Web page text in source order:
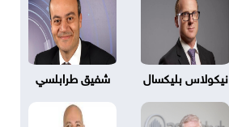
نيكولاس بليكسال شفيق طرابلسي